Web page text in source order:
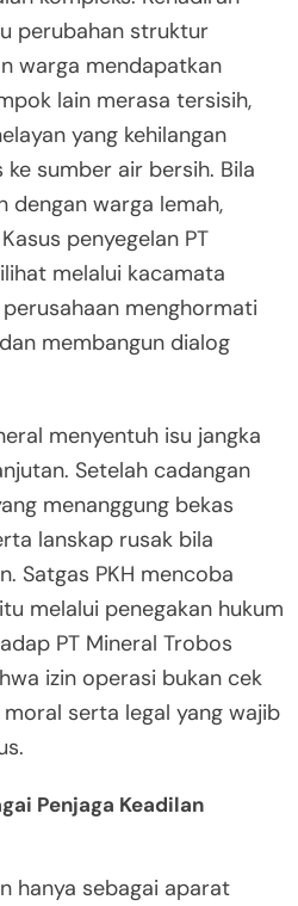
perubahan struktur
warga mendapatkan
lain merasa tersisih,
yang kehilangan
sumber air bersih. Bila
dengan warga lemah,
penyegelan PT
melalui kacamata
menghormati
membangun dialog
menyentuh isu jangka
Setelah cadangan
menanggung bekas
lanskap rusak bila
Satgas PKH mencoba
melalui penegakan hukum
PT Mineral Trobos
izin operasi bukan cek
serta legal yang wajib
Penjaga Keadilan
hanya sebagai aparat